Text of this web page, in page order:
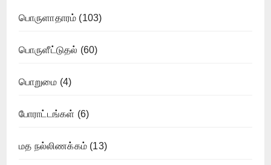
பொருளாதாரம் (103)
பொருளீட்டுதல் (60)
பொறுமை (4)
போராட்டங்கள் (6)
மத நல்லிணக்கம் (13)